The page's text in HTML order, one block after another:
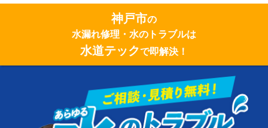
神戸市の
水漏れ修理・水のトラブルは
水道テックで即解決！